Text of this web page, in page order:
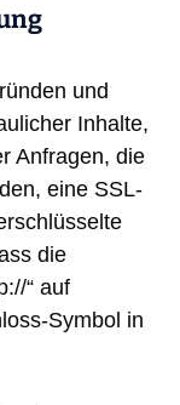
und
Inhalte,
Anfragen, die
eine SSL-
die
“ auf
Symbol in